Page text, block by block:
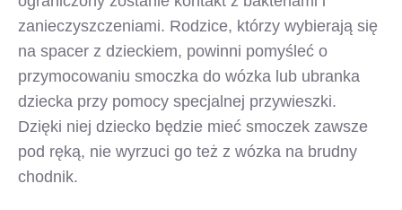
zanieczyszczeniami. Rodzice, którzy wybierają się
na spacer z dzieckiem, powinni pomyśleć o
przymocowaniu smoczka do wózka lub ubranka
dziecka przy pomocy specjalnej przywieszki.
Dzięki niej dziecko będzie mieć smoczek zawsze
pod ręką, nie wyrzuci go też z wózka na brudny
chodnik.